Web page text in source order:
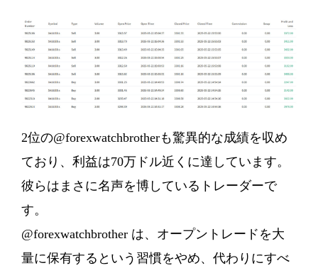
2位の@forexwatchbrotherも驚異的な成績を収め
ており、利益は70万ドル近くに達しています。
彼らはまさに名声を博しているトレーダーで
す。
@forexwatchbrother は、オープントレードを大
量に保有するという習慣をやめ、代わりにすべ